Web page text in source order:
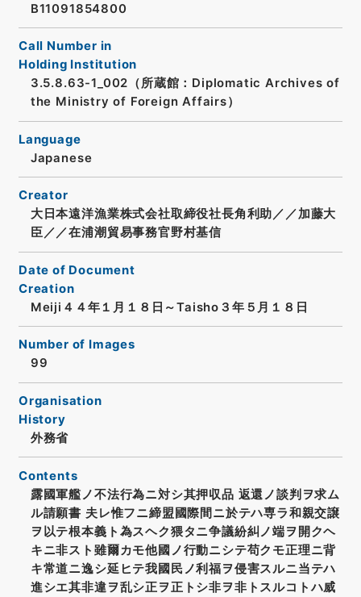
B11091854800
Call Number in
Holding Institution
3.5.8.63-1_002（所蔵館：Diplomatic Archives of
the Ministry of Foreign Affairs）
Language
Japanese
Creator
大日本遠洋漁業株式会社取締役社長角利助／／加藤大
臣／／在浦潮貿易事務官野村基信
Date of Document
Creation
Meiji４４年１月１８日～Taisho３年５月１８日
Number of Images
99
Organisation
History
外務省
Contents
露國軍艦ノ不法行為ニ対シ其押収品 返還ノ談判ヲ求ム
ル請願書 夫レ惟フニ締盟國際間ニ於テハ専ラ和親交譲
ヲ以テ根本義ト為スヘク猥タニ争議紛糾ノ端ヲ開クヘ
キニ非スト雖爾カモ他國ノ行動ニシテ苟クモ正理ニ背
キ常道ニ逸シ延ヒテ我國民ノ利福ヲ侵害スルニ当テハ
進シエ其非違ヲ乱シ正ヲ正トシ非ヲ非トスルコトハ威